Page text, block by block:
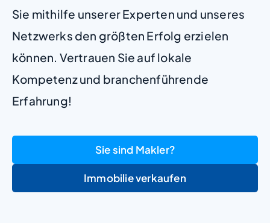
Sie mithilfe unserer Experten und unseres
Netzwerks den größten Erfolg erzielen
können. Vertrauen Sie auf lokale
Kompetenz und branchenführende
Erfahrung!
Sie sind Makler?
Immobilie verkaufen